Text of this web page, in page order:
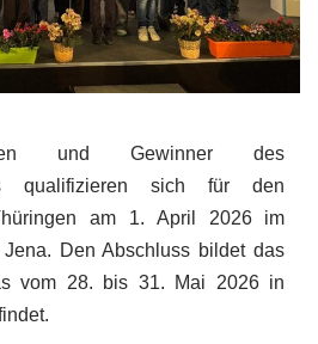
und Gewinner des
qualifizieren sich für den
am 1. April 2026 im
Jena. Den Abschluss bildet das
vom 28. bis 31. Mai 2026 in